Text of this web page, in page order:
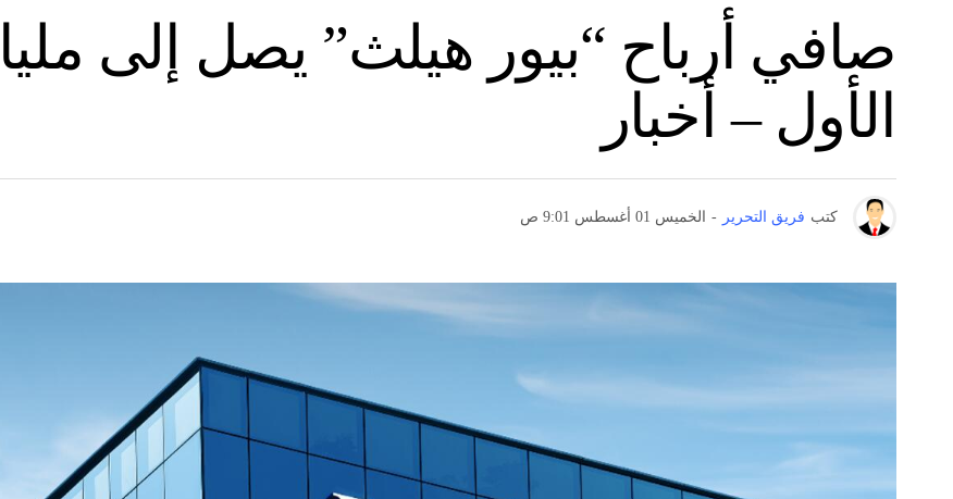
صافي أرباح “بيور هيلث” يصل إلى
الأول – أخبار
كتب فريق التحرير - الخميس 01 أغسطس 9:01 ص